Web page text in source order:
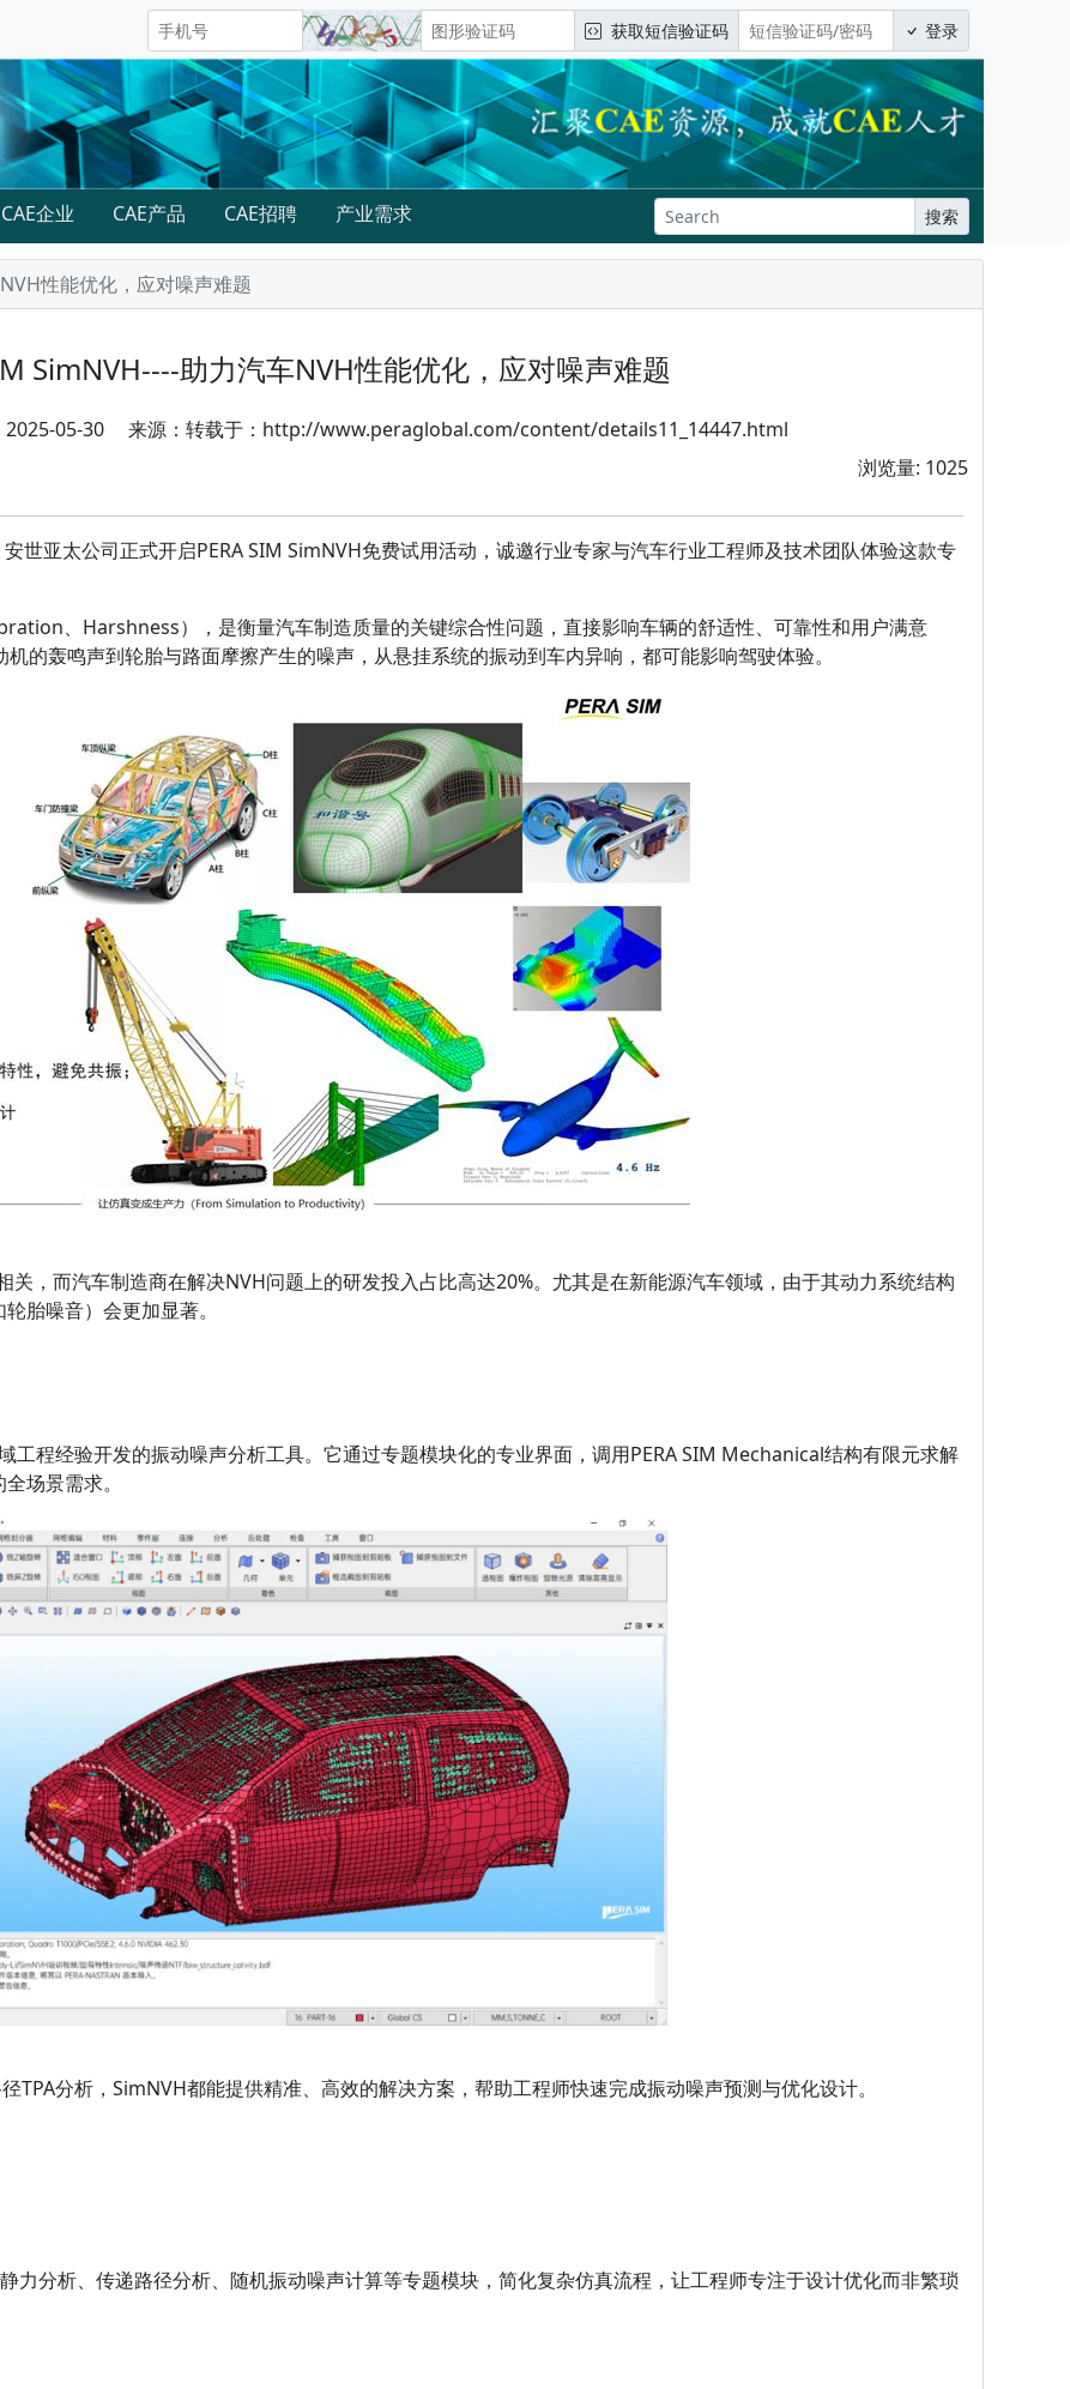
获取短信验证码 登录
CAE企业 CAE产品 CAE招聘 产业需求 搜索
性能优化，应对噪声难题
SimNVH----助力汽车NVH性能优化，应对噪声难题
05-30 来源：转载于：http://www.peraglobal.com/content/details11_14447.html
浏览量: 1025
亚太公司正式开启PERA SIM SimNVH免费试用活动，诚邀行业专家与汽车行业工程师及技术团队体验这款专
、Harshness），是衡量汽车制造质量的关键综合性问题，直接影响车辆的舒适性、可靠性和用户满意
的轰鸣声到轮胎与路面摩擦产生的噪声，从悬挂系统的振动到车内异响，都可能影响驾驶体验。
，而汽车制造商在解决NVH问题上的研发投入占比高达20%。尤其是在新能源汽车领域，由于其动力系统结构
胎噪音）会更加显著。
程经验开发的振动噪声分析工具。它通过专题模块化的专业界面，调用PERA SIM Mechanical结构有限元求解
场景需求。
分析，SimNVH都能提供精准、高效的解决方案，帮助工程师快速完成振动噪声预测与优化设计。
分析、传递路径分析、随机振动噪声计算等专题模块，简化复杂仿真流程，让工程师专注于设计优化而非繁琐